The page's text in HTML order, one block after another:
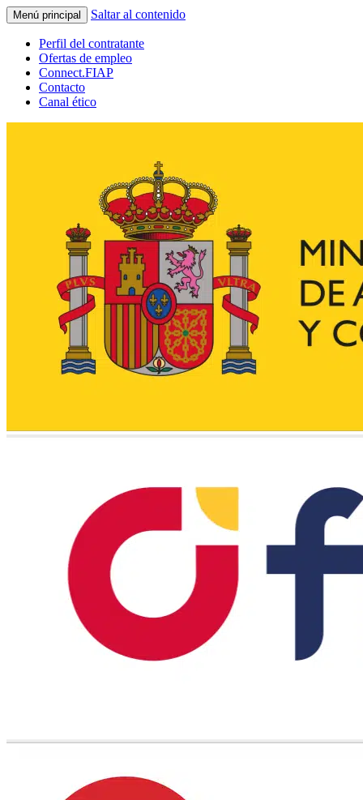
Menú principal Saltar al contenido
Perfil del contratante
Ofertas de empleo
Connect.FIAP
Contacto
Canal ético